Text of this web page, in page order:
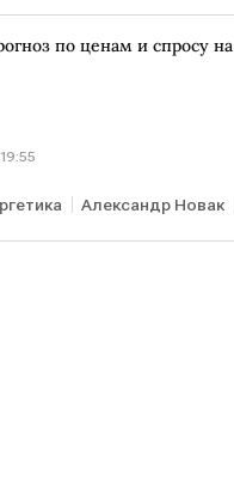
ОПЕК
по ценам и спросу на
Александр Новак